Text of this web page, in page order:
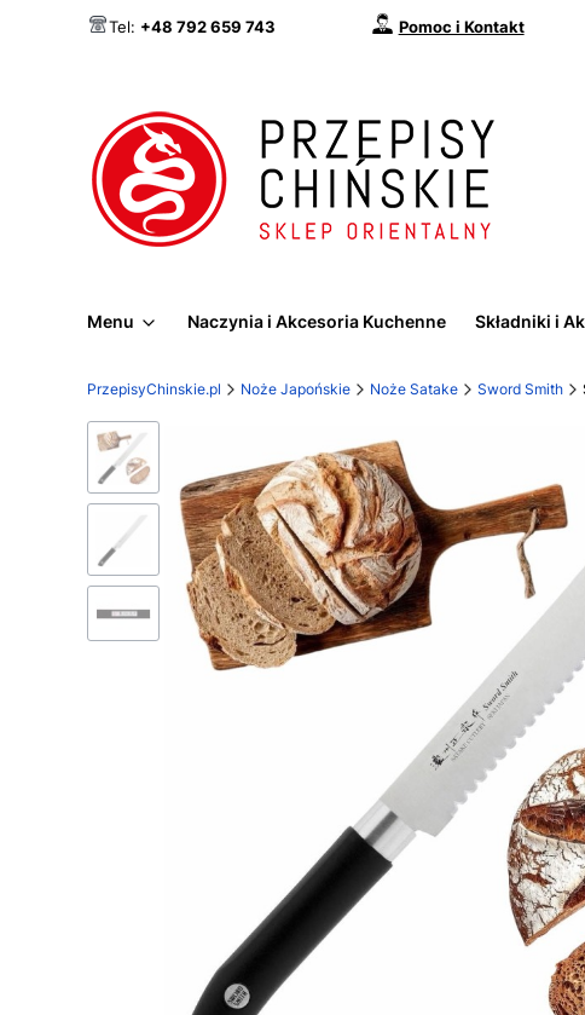
Tel: +48 792 659 743 Pomoc i Kontakt
Menu Naczynia i Akcesoria Kuchenne Składniki i
PrzepisyChinskie.pl Noże Japońskie Noże Satake Sword Smith